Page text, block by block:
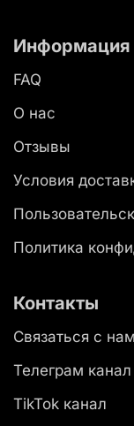
Информация
FAQ
О нас
Отзывы
Условия
Политика
Контакты
Связаться с
Телеграм канал
TikTok канал